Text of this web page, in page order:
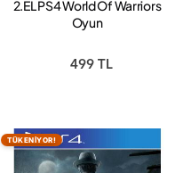
2.EL PS4 World Of Warriors
Oyun
499 TL
TÜKENİYOR!